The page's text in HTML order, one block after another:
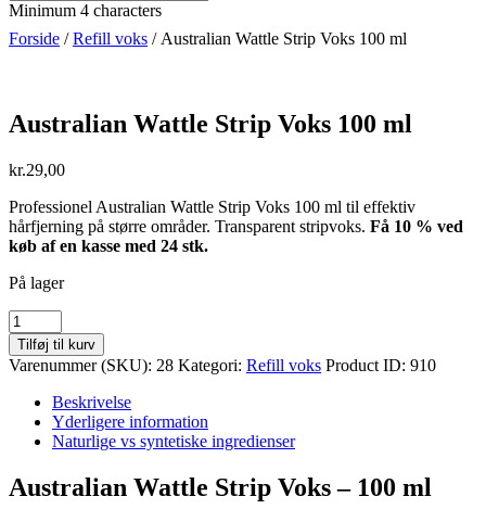
Minimum 4 characters
Forside /Refill voks / Australian Wattle Strip Voks 100 ml
Australian Wattle Strip Voks 100 ml
kr.29,00
Professionel Australian Wattle Strip Voks 100 ml til effektiv
hårfjerning på større områder. Transparent stripvoks. Få 10 % ved
køb af en kasse med 24 stk.
På lager
Australian
Wattle
Strip
Voks
antal
Tilføj til kurv
Varenummer (SKU): 28 Kategori: Refill voks Product ID: 910
Beskrivelse
Yderligere information
Naturlige vs syntetiske ingredienser
Australian Wattle Strip Voks – 100 ml